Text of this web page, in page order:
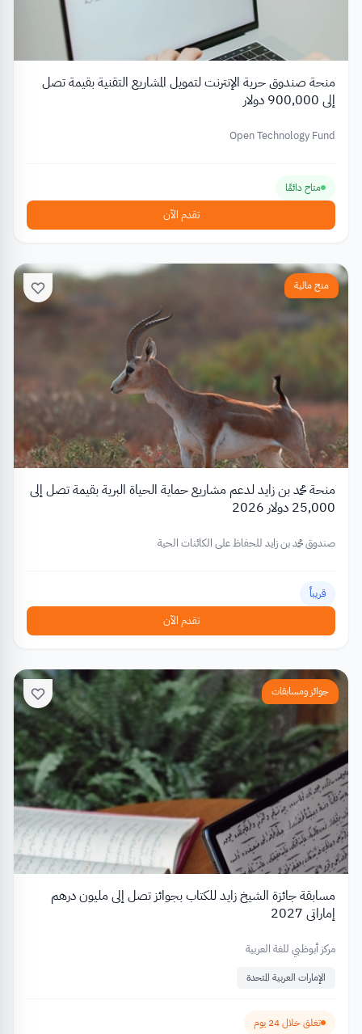
منحة صندوق حرية الإنترنت لتمويل المشاريع التقنية بقيمة تصل
إلى 900,000 دولار
Open Technology Fund
متاح دائمًا
تقدم الآن
منح مالية
منحة محمد بن زايد لدعم مشاريع حماية الحياة البرية بقيمة تصل إلى
25,000 دولار 2026
صندوق محمد بن زايد للحفاظ على الكائنات الحية
قريباً
تقدم الآن
جوائز ومسابقات
مسابقة جائزة الشيخ زايد للكتاب بجوائز تصل إلى مليون درهم
إماراتي 2027
مركز أبوظبي للغة العربية
الإمارات العربية المتحدة
تغلق خلال 24 يوم